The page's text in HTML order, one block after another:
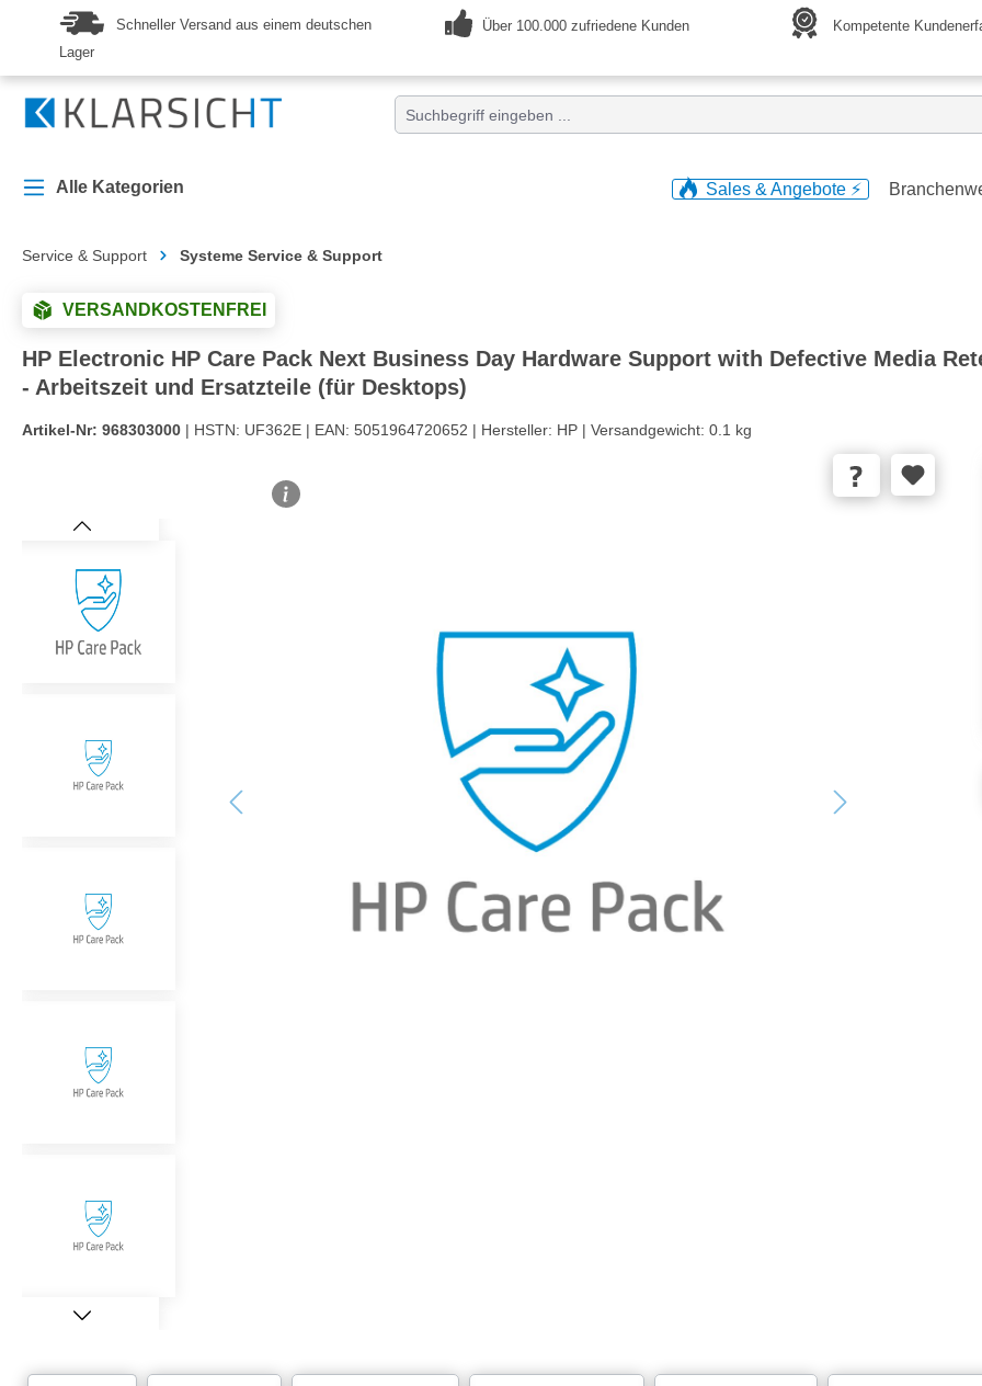
Zur Hauptnavigation springen
Schneller Versand aus einem deutschen
Lager
Über 100.000 zufriedene Kunden Kompetente
Alle Kategorien Sales & Angebote ⚡️
Service & Support Systeme Service & Support
VERSANDKOSTENFREI
HP Electronic HP Care Pack Next Business Day Hardware Support with Defective Media
- Arbeitszeit und Ersatzteile (für Desktops)
Artikel-Nr: 968303000 | HSTN: UF362E | EAN: 5051964720652 | Hersteller: HP | Versandgewicht: 0.1 kg
Bildergalerie überspringen